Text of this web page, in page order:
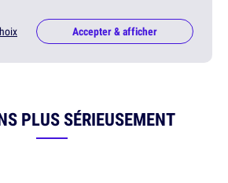
Accepter & afficher
PLUS SÉRIEUSEMENT